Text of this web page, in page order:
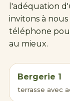
l'adéquation
invitons à
téléphone
au mieux.
Bergerie 1
terrasse avec